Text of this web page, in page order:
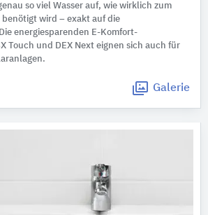
so viel Wasser auf, wie wirklich zum
benötigt wird – exakt auf die
energiesparenden E-Komfort-
Touch und DEX Next eignen sich auch für
Galerie